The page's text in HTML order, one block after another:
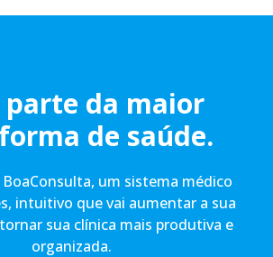
parte da maior
de saúde.
um sistema médico
intuitivo que vai aumentar a sua
sua clínica mais produtiva e
organizada.